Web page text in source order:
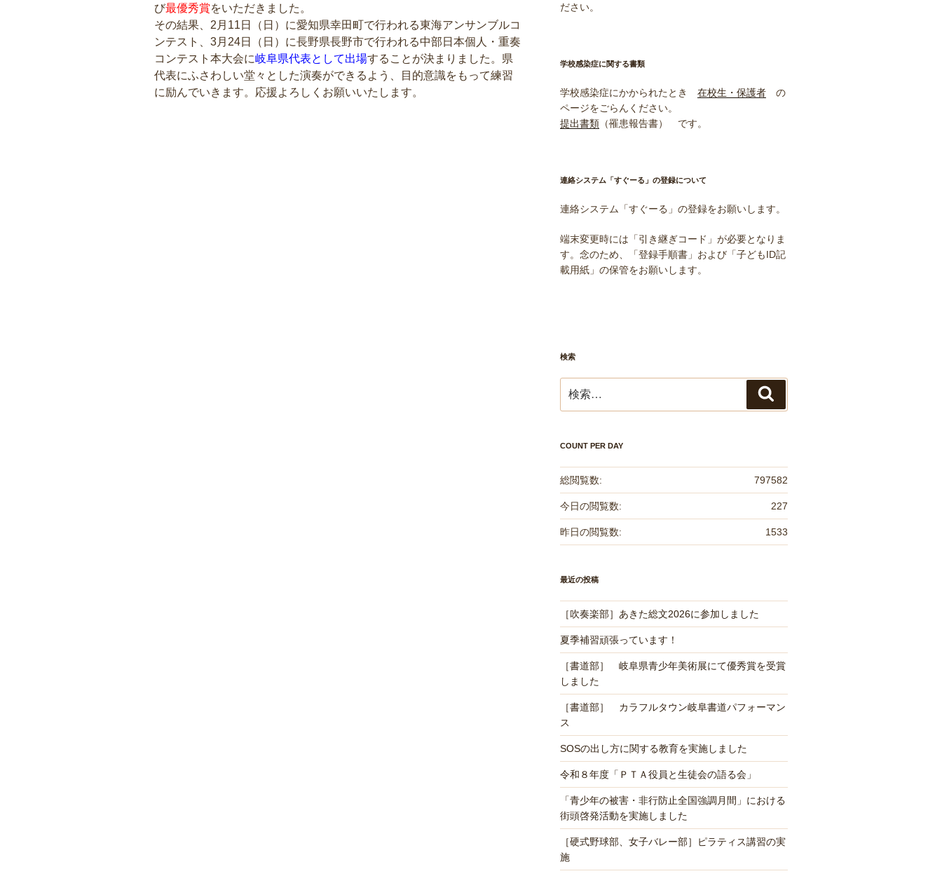
び最優秀賞をいただきました。
その結果、2月11日（日）に愛知県幸田町で行われる東海アンサンブルコ
ンテスト、3月24日（日）に長野県長野市で行われる中部日本個人・重奏
コンテスト本大会に岐阜県代表として出場することが決まりました。県
代表にふさわしい堂々とした演奏ができるよう、目的意識をもって練習
に励んでいきます。応援よろしくお願いいたします。
ださい。
学校感染症に関する書類
学校感染症にかかられたとき 在校生・保護者の
ページをごらんください。
提出書類（罹患報告書） です。
連絡システム「すぐーる」の登録について
連絡システム「すぐーる」の登録をお願いします。
端末変更時には「引き継ぎコード」が必要となりま
す。念のため、「登録手順書」および「子どもID記
載用紙」の保管をお願いします。
検索
索:
索
COUNT PER DAY
797582
総閲覧数:
227
今日の閲覧数:
1533
昨日の閲覧数:
最近の投稿
［吹奏楽部］あきた総文2026に参加しました
夏季補習頑張っています！
［書道部］ 岐阜県青少年美術展にて優秀賞を受賞
しました
［書道部］ カラフルタウン岐阜書道パフォーマン
ス
SOSの出し方に関する教育を実施しました
令和８年度「ＰＴＡ役員と生徒会の語る会」
「青少年の被害・非行防止全国強調月間」における
街頭啓発活動を実施しました
［硬式野球部、女子バレー部］ピラティス講習の実
施